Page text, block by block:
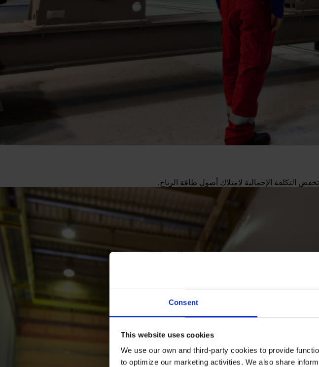
Consent
This website uses cookies
We use our own and third-party cookies to provide
to optimize our marketing activities. We also share
التكلفة الإجمالية لامتلاك أصول طاقة الرياح.